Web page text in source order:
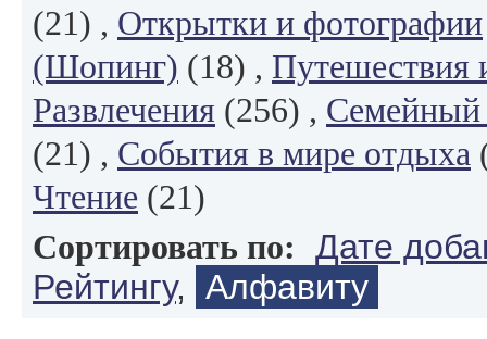
(21) , Открытки и фотографии
(Шопинг) (18) , Путешествия
Развлечения (256) , Семейный
(21) , События в мире отдыха
Чтение (21)
Сортировать по: Дате
Рейтингу, Алфавиту